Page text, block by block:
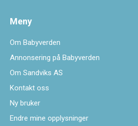
Meny
Om Babyverden
Annonsering på Babyverden
Om Sandviks AS
Kontakt oss
Ny bruker
Endre mine opplysninger